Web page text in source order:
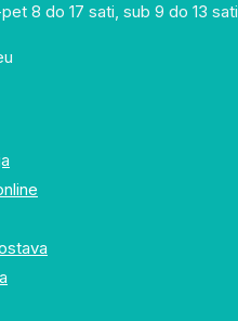
8 do 17 sati, sub 9 do 13 sati